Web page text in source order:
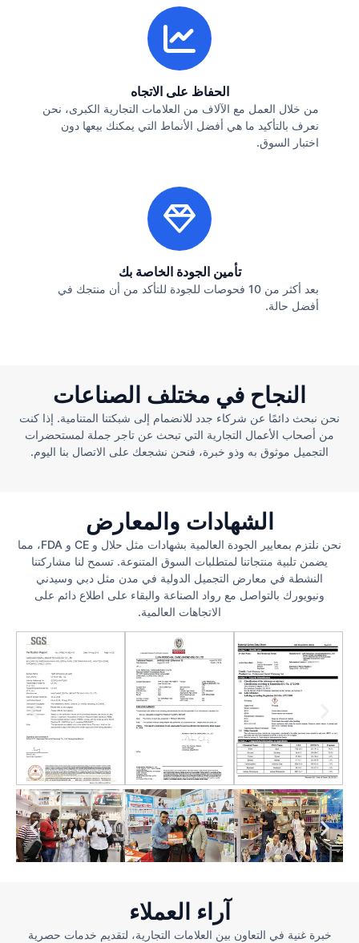
الحفاظ على الاتجاه
من خلال العمل مع الآلاف من العلامات التجارية الكبرى، نحن
نعرف بالتأكيد ما هي أفضل الأنماط التي يمكنك بيعها دون
اختبار السوق.
تأمين الجودة الخاصة بك
بعد أكثر من 10 فحوصات للجودة للتأكد من أن منتجك في
أفضل حالة.
النجاح في مختلف الصناعات
نحن نبحث دائمًا عن شركاء جدد للانضمام إلى شبكتنا المتنامية. إذا كنت
من أصحاب الأعمال التجارية التي تبحث عن تاجر جملة لمستحضرات
التجميل موثوق به وذو خبرة، فنحن نشجعك على الاتصال بنا اليوم.
الشهادات والمعارض
نحن نلتزم بمعايير الجودة العالمية بشهادات مثل حلال و CE و FDA، مما
يضمن تلبية منتجاتنا لمتطلبات السوق المتنوعة. تسمح لنا مشاركتنا
النشطة في معارض التجميل الدولية في مدن مثل دبي وسيدني
ونيويورك بالتواصل مع رواد الصناعة والبقاء على اطلاع دائم على
الاتجاهات العالمية.
آراء العملاء
خبرة غنية في التعاون بين العلامات التجارية، لتقديم خدمات حصرية